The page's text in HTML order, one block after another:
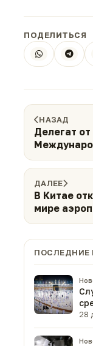
ПОДЕЛИТЬСЯ
НАЗАД
Делегат
«Дербент
ислама»
ДАЛЕЕ
В Китае
мире
ПОСЛЕДНИЕ
28